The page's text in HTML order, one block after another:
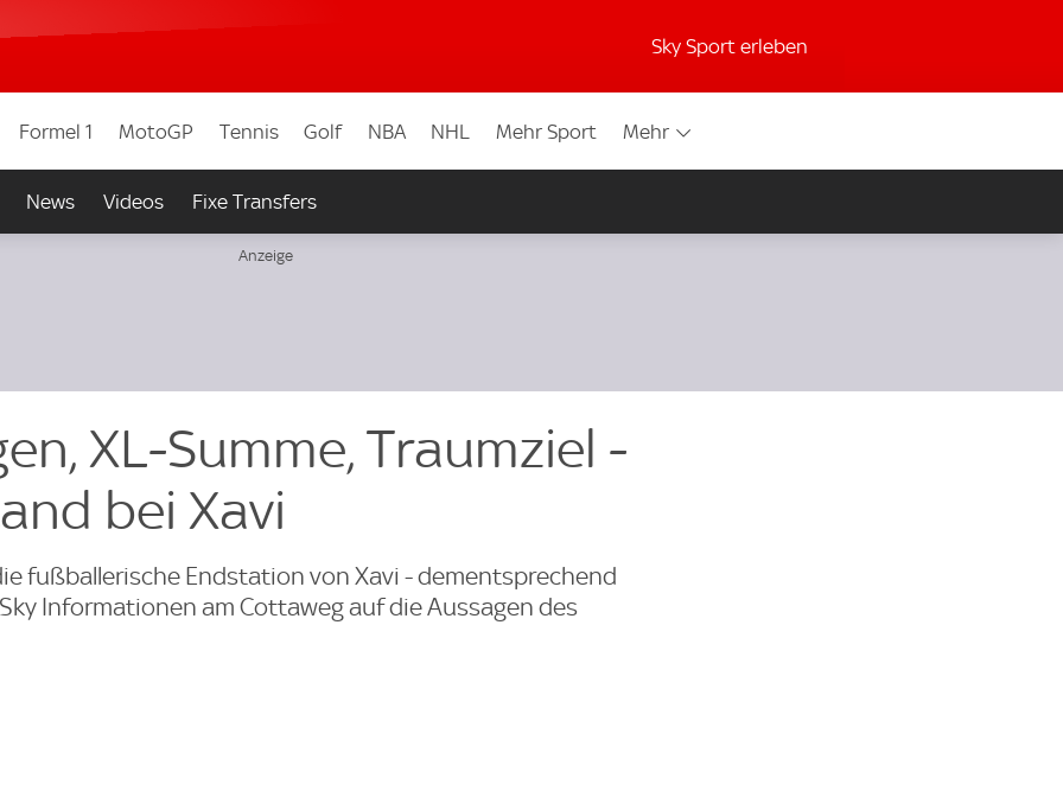
Sky Sport erleben
Formel 1 MotoGP Tennis Golf NBA NHL Mehr Sport Mehr
News Videos Fixe Transfers
XL-Summe, Traumziel -
bei Xavi
fußballerische Endstation von Xavi - dementsprechend
Informationen am Cottaweg auf die Aussagen des